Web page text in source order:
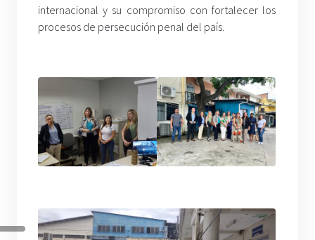
internacional y su compromiso con fortalecer los
procesos de persecución penal del país.